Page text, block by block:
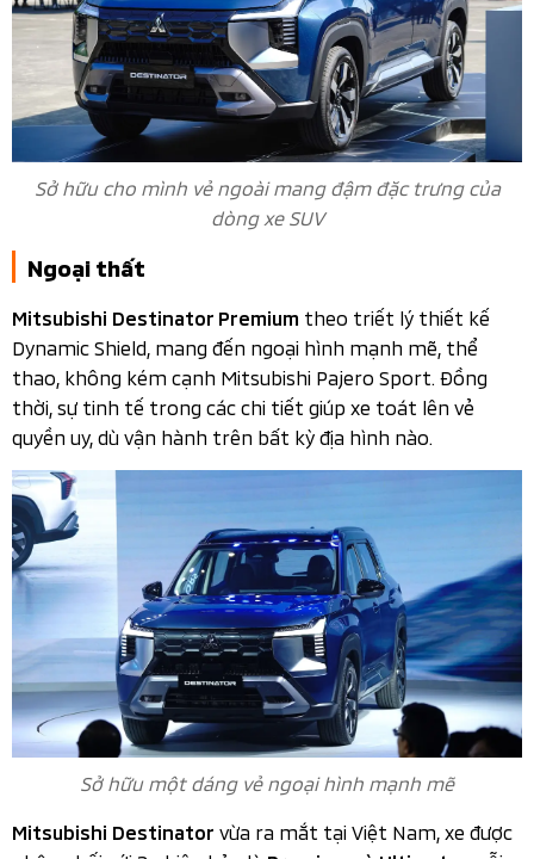
Sở hữu cho mình vẻ ngoài mang đậm đặc trưng của
dòng xe SUV
Ngoại thất
Mitsubishi Destinator Premium theo triết lý thiết kế
Dynamic Shield, mang đến ngoại hình mạnh mẽ, thể
thao, không kém cạnh Mitsubishi Pajero Sport. Đồng
thời, sự tinh tế trong các chi tiết giúp xe toát lên vẻ
quyền uy, dù vận hành trên bất kỳ địa hình nào.
Sở hữu một dáng vẻ ngoại hình mạnh mẽ
Mitsubishi Destinator vừa ra mắt tại Việt Nam, xe được